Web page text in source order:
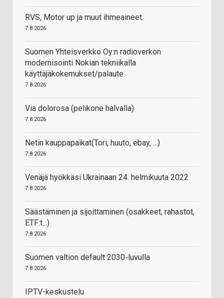
RVS, Motor up ja muut ihmeaineet.
7.8.2026
Suomen Yhteisverkko Oy:n radioverkon
modernisointi Nokian tekniikalla
käyttäjäkokemukset/palaute
7.8.2026
Via dolorosa (pelikone halvalla)
7.8.2026
Netin kauppapaikat(Tori, huuto, ebay, ...)
7.8.2026
Venäjä hyökkäsi Ukrainaan 24. helmikuuta 2022
7.8.2026
Säästäminen ja sijoittaminen (osakkeet, rahastot,
ETF:t...)
7.8.2026
Suomen valtion default 2030-luvulla
7.8.2026
IPTV-keskustelu